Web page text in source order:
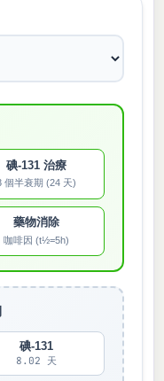
碘-131 治療
個半衰期 (24 天)
藥物消除
咖啡因 (t½=5h)
碘-131
8.02 天